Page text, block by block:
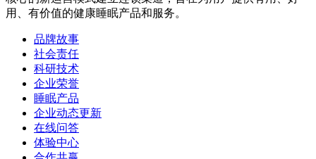
用、有价值的健康睡眠产品和服务。
品牌故事
社会责任
科研技术
企业荣誉
睡眠产品
企业动态更新
在线问答
体验中心